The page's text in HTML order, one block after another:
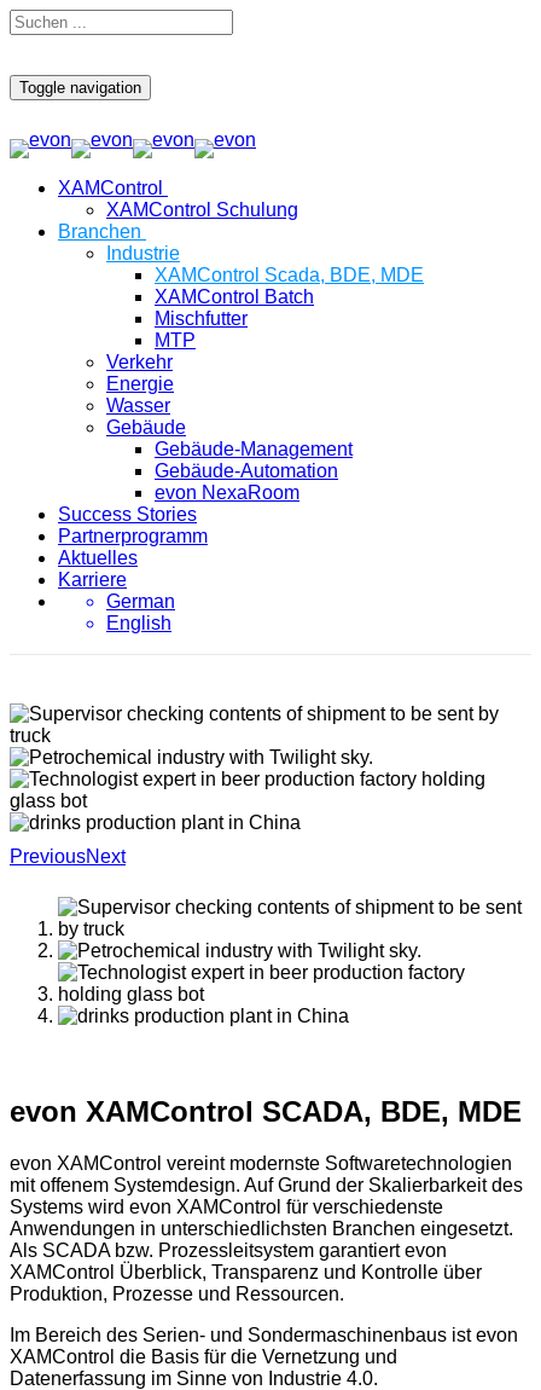
Toggle navigation
XAMControl
XAMControl Schulung
Branchen
Industrie
XAMControl Scada, BDE, MDE
XAMControl Batch
Mischfutter
MTP
Verkehr
Energie
Wasser
Gebäude
Gebäude-Management
Gebäude-Automation
evon NexaRoom
Success Stories
Partnerprogramm
Aktuelles
Karriere
German
English
PreviousNext
evon XAMControl SCADA, BDE, MDE
evon XAMControl vereint modernste Softwaretechnologien
mit offenem Systemdesign. Auf Grund der Skalierbarkeit des
Systems wird evon XAMControl für verschiedenste
Anwendungen in unterschiedlichsten Branchen eingesetzt.
Als SCADA bzw. Prozessleitsystem garantiert evon
XAMControl Überblick, Transparenz und Kontrolle über
Produktion, Prozesse und Ressourcen.
Im Bereich des Serien- und Sondermaschinenbaus ist evon
XAMControl die Basis für die Vernetzung und
Datenerfassung im Sinne von Industrie 4.0.